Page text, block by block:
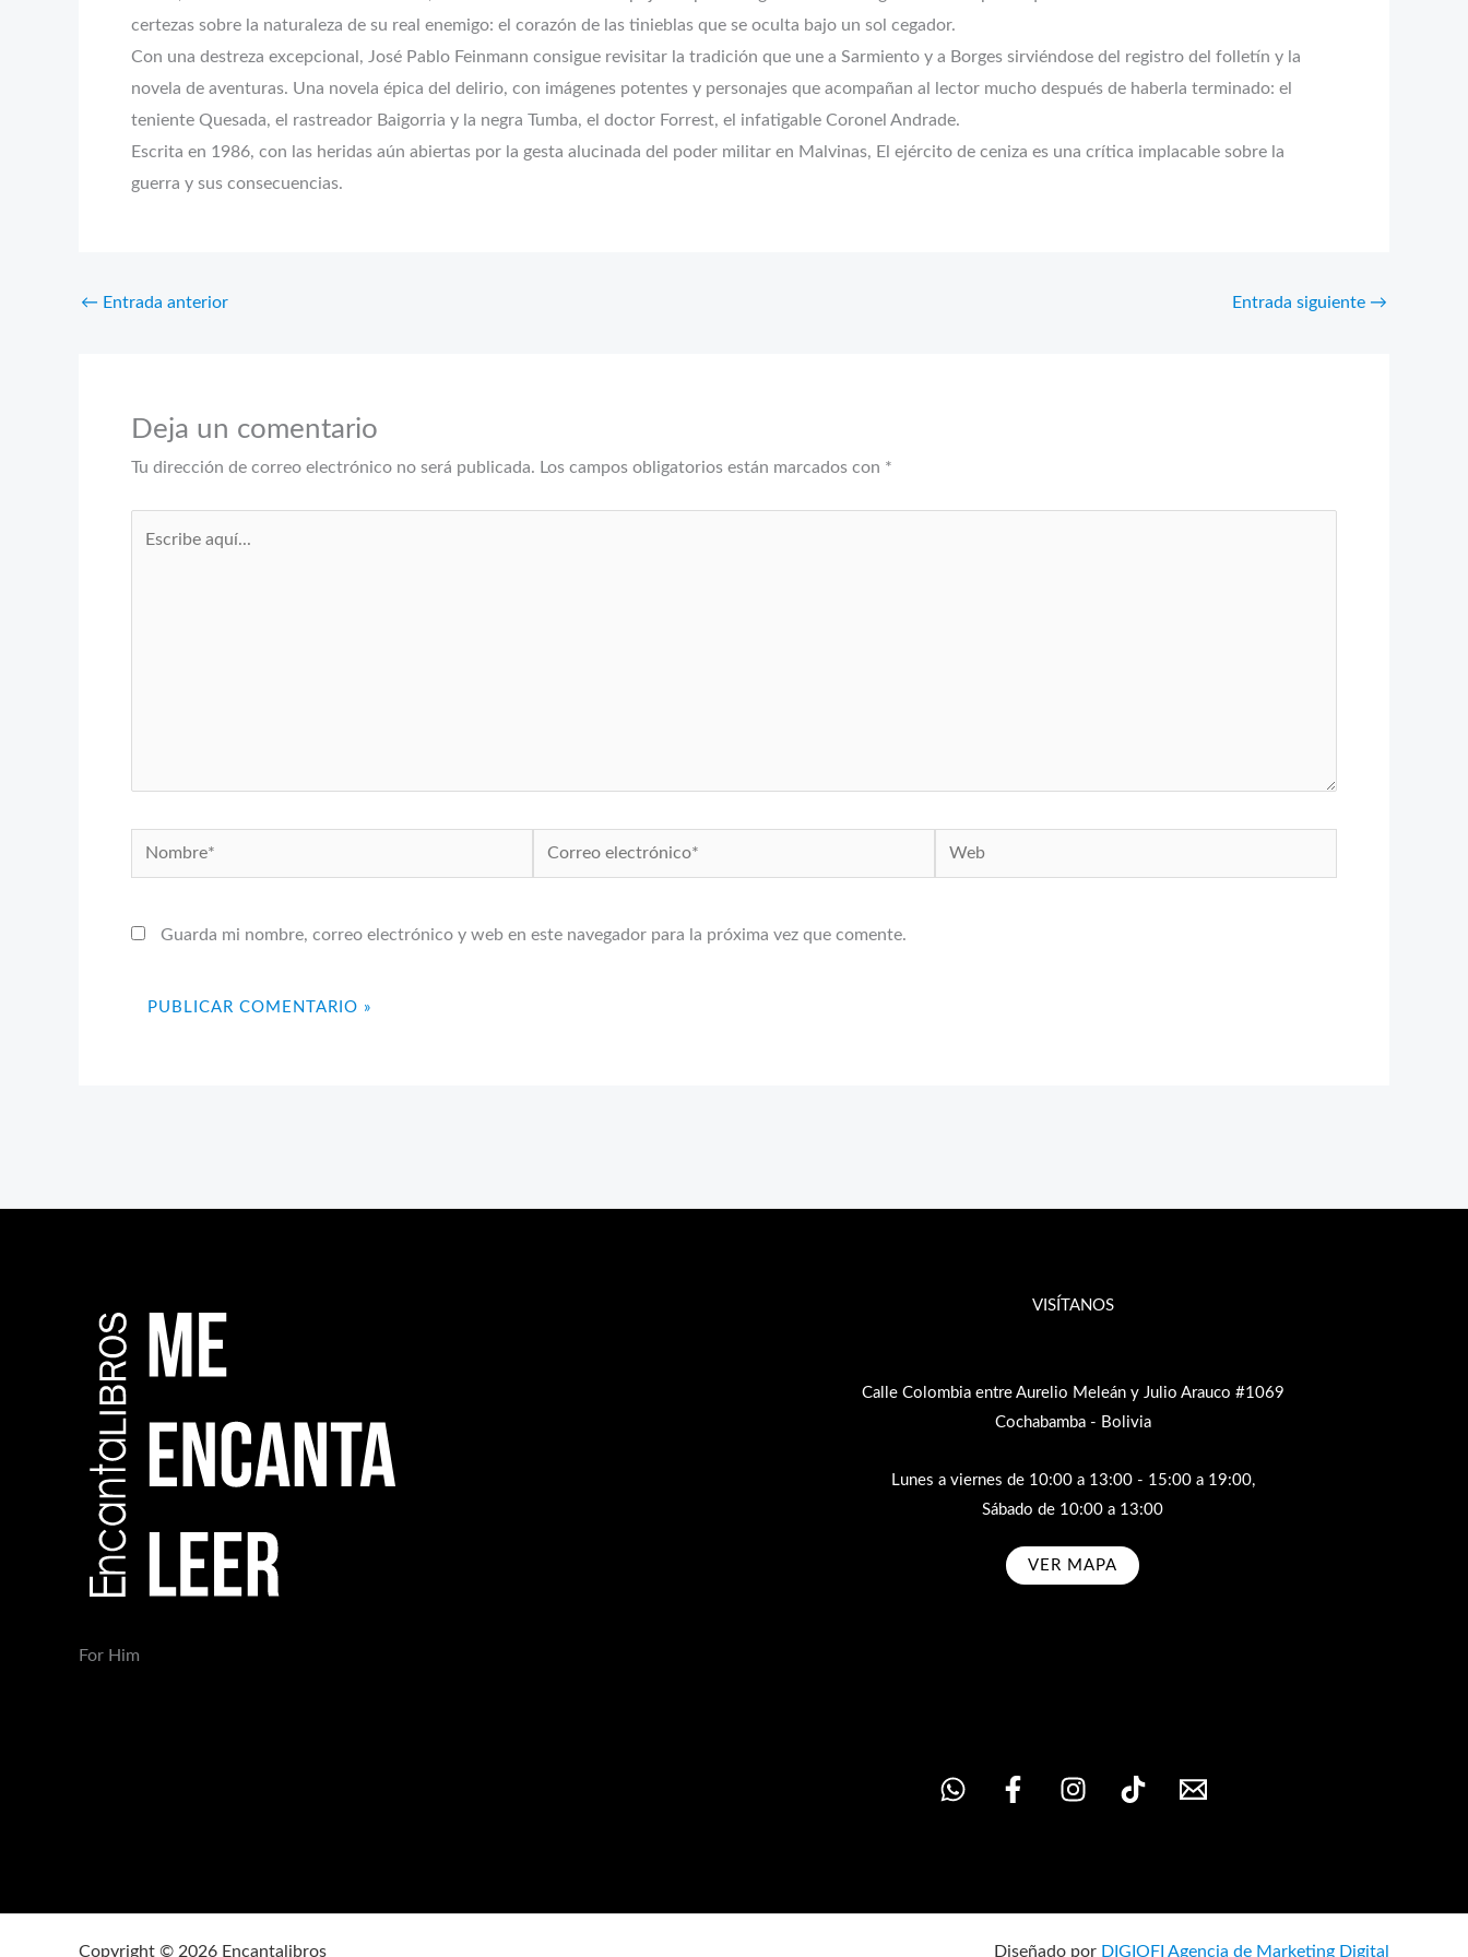
certezas sobre la naturaleza de su real enemigo: el corazón de las tinieblas que se oculta bajo un sol cegador.
Con una destreza excepcional, José Pablo Feinmann consigue revisitar la tradición que une a Sarmiento y a Borges sirviéndose del registro del folletín y la
novela de aventuras. Una novela épica del delirio, con imágenes potentes y personajes que acompañan al lector mucho después de haberla terminado: el
teniente Quesada, el rastreador Baigorria y la negra Tumba, el doctor Forrest, el infatigable Coronel Andrade.
Escrita en 1986, con las heridas aún abiertas por la gesta alucinada del poder militar en Malvinas, El ejército de ceniza es una crítica implacable sobre la
guerra y sus consecuencias.
← Entrada anterior Entrada siguiente →
Deja un comentario
Tu dirección de correo electrónico no será publicada. Los campos obligatorios están marcados con *
Nombre*
Correo
electrónico*
Web
Guarda mi nombre, correo electrónico y web en este navegador para la próxima vez que comente.
For Him
VISÍTANOS
Calle Colombia entre Aurelio Meleán y Julio Arauco #1069
Cochabamba - Bolivia
Lunes a viernes de 10:00 a 13:00 - 15:00 a 19:00,
Sábado de 10:00 a 13:00
VER MAPA
Copyright © 2026 Encantalibros Diseñado por DIGIOFI Agencia de Marketing Digital